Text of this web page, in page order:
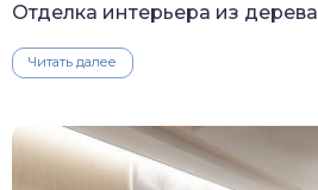
Отделка интерьера из дерева
Читать далее